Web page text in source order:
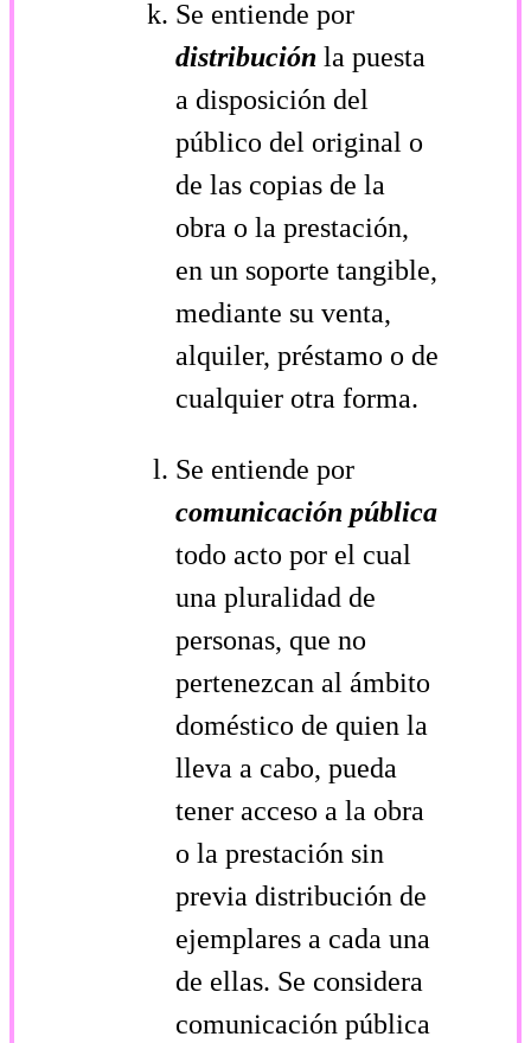
Se entiende por
distribución la puesta
a disposición del
público del original o
de las copias de la
obra o la prestación,
en un soporte tangible,
mediante su venta,
alquiler, préstamo o de
cualquier otra forma.
Se entiende por
comunicación pública
todo acto por el cual
una pluralidad de
personas, que no
pertenezcan al ámbito
doméstico de quien la
lleva a cabo, pueda
tener acceso a la obra
o la prestación sin
previa distribución de
ejemplares a cada una
de ellas. Se considera
comunicación pública